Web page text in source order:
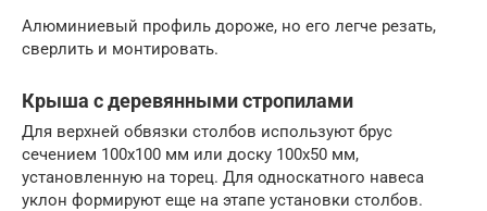
Алюминиевый профиль дороже, но его легче резать,
сверлить и монтировать.
Крыша с деревянными стропилами
Для верхней обвязки столбов используют брус
сечением 100х100 мм или доску 100х50 мм,
установленную на торец. Для односкатного навеса
уклон формируют еще на этапе установки столбов.